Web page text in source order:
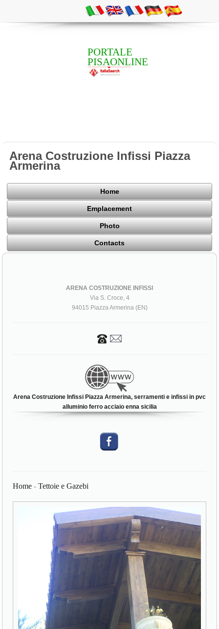
PORTALE
PISAONLINE
Arena Costruzione Infissi Piazza
Armerina
Home
Emplacement
Photo
Contacts
ARENA COSTRUZIONE INFISSI
Via S. Croce, 4
94015 Piazza Armerina (EN)
Arena Costruzione Infissi Piazza Armerina, serramenti e infissi in pvc
alluminio ferro acciaio enna sicilia
Home -Tettoie e Gazebi